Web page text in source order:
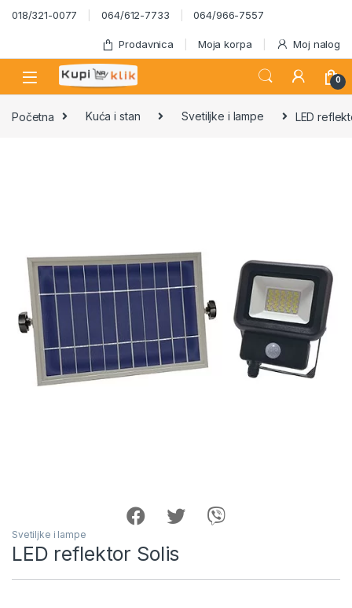
Skip to navigation
Skip to content
018/321-0077 064/612-7733 064/966-7557
Prodavnica Moja korpa Moj nalog
0
Početna Kuća i stan Svetiljke i lampe LED
Svetiljke i lampe
LED reflektor Solis